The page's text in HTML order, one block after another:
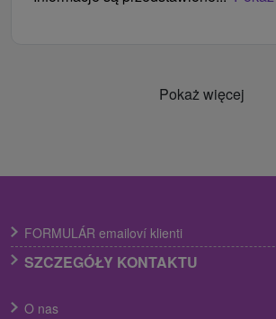
Pokaż więcej
FORMULÁR emailoví klienti
SZCZEGÓŁY KONTAKTU
O nas